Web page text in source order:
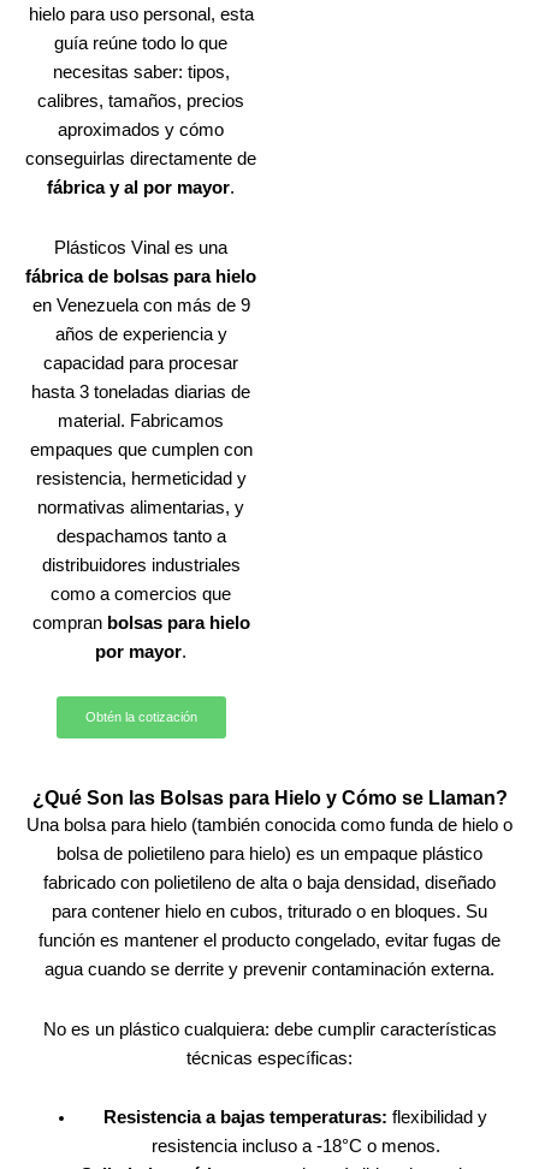
hielo para uso personal, esta
guía reúne todo lo que
necesitas saber: tipos,
calibres, tamaños, precios
aproximados y cómo
conseguirlas directamente de
fábrica y al por mayor.
Plásticos Vinal es una
fábrica de bolsas para hielo
en Venezuela con más de 9
años de experiencia y
capacidad para procesar
hasta 3 toneladas diarias de
material. Fabricamos
empaques que cumplen con
resistencia, hermeticidad y
normativas alimentarias, y
despachamos tanto a
distribuidores industriales
como a comercios que
compran bolsas para hielo
por mayor.
Obtén la cotización
¿Qué Son las Bolsas para Hielo y Cómo se Llaman?
Una bolsa para hielo (también conocida como funda de hielo o
bolsa de polietileno para hielo) es un empaque plástico
fabricado con polietileno de alta o baja densidad, diseñado
para contener hielo en cubos, triturado o en bloques. Su
función es mantener el producto congelado, evitar fugas de
agua cuando se derrite y prevenir contaminación externa.
No es un plástico cualquiera: debe cumplir características
técnicas específicas:
Resistencia a bajas temperaturas: flexibilidad y
resistencia incluso a -18°C o menos.